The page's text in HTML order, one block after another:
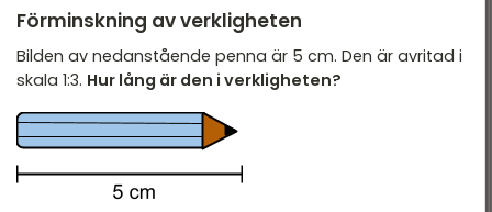
Förminskning av verkligheten
Bilden av nedanstående penna är 5 cm. Den är avritad i
skala 1:3. Hur lång är den i verkligheten?